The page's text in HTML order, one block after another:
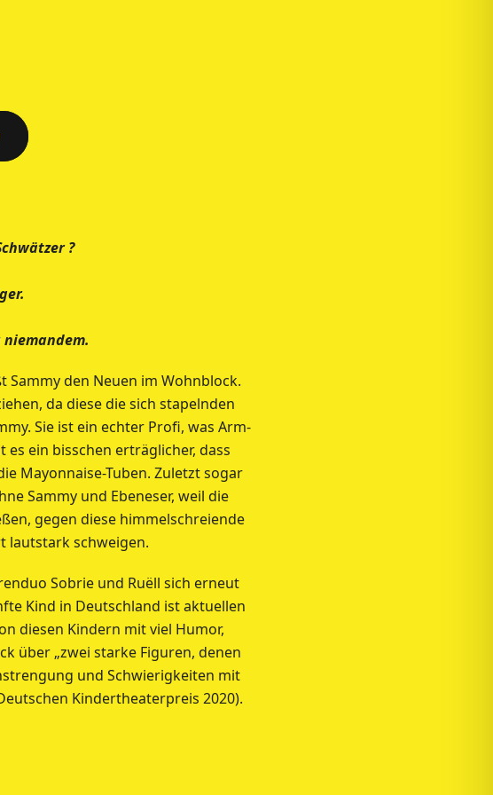
?
Sammy den Neuen im Wohnblock.
da diese die sich stapelnden
Sie ist ein echter Profi, was Arm-
ein bisschen erträglicher, dass
Mayonnaise-Tuben. Zuletzt sogar
Sammy und Ebeneser, weil die
gegen diese himmelschreiende
lautstark schweigen.
Sobrie und Ruëll sich erneut
Kind in Deutschland ist aktuellen
diesen Kindern mit viel Humor,
über „zwei starke Figuren, denen
und Schwierigkeiten mit
Kindertheaterpreis 2020).